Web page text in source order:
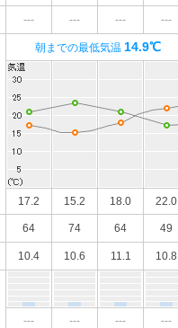
--- --- --- ---
朝までの最低気温 14.9℃
17.2 15.2 18.0 22.0
64 74 64 49
10.4 10.6 11.1 10.8
--- --- --- ---